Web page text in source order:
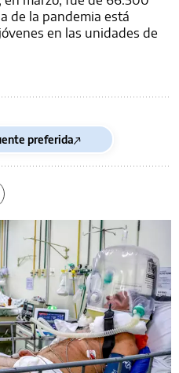
de la pandemia está
en las unidades de
preferida